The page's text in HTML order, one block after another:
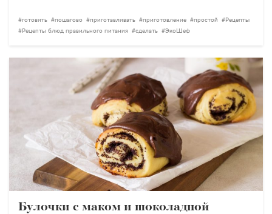
готовить пошагово приготавливать приготовление простой
Рецепты
Рецепты блюд правильного питания
сделать ЭкоШеф
Булочки с маком и шоколадной